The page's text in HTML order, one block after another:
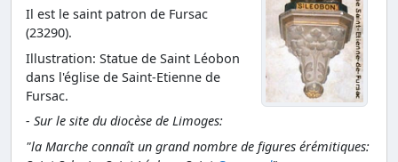
Il est le saint patron de Fursac
(23290).
Illustration: Statue de Saint Léobon
dans l'église de Saint-Etienne de
Fursac.
- Sur le site du diocèse de Limoges:
"la Marche connaît un grand nombre de figures érémitiques: